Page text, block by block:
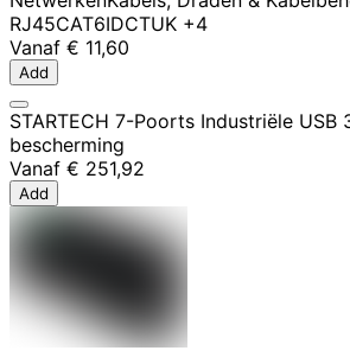
RJ45CAT6IDCTUK +4
Vanaf € 11,60
Add
STARTECH 7-Poorts Industriële USB
bescherming
Vanaf € 251,92
Add